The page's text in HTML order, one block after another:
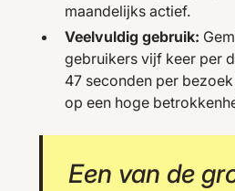
maandelijks actief.
Veelvuldig gebruik:
gebruikers vijf keer per
47 seconden per
op een hoge
Een van de